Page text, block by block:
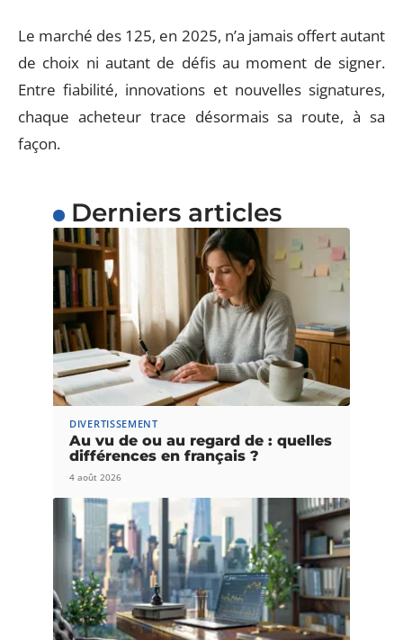
Le marché des 125, en 2025, n’a jamais offert autant
de choix ni autant de défis au moment de signer.
Entre fiabilité, innovations et nouvelles signatures,
chaque acheteur trace désormais sa route, à sa
façon.
Derniers articles
DIVERTISSEMENT
Au vu de ou au regard de : quelles
différences en français ?
4 août 2026